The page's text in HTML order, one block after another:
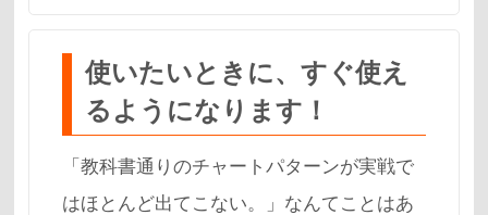
使いたいときに、すぐ使え
るようになります！
「教科書通りのチャートパターンが実戦で
はほとんど出てこない。」なんてことはあ